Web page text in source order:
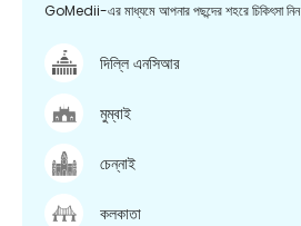
GoMedii-এর মাধ্যমে আপনার পছন্দের শহরে চিকিৎসা নিন
দিল্লি এনসিআর
মুম্বাই
চেন্নাই
কলকাতা